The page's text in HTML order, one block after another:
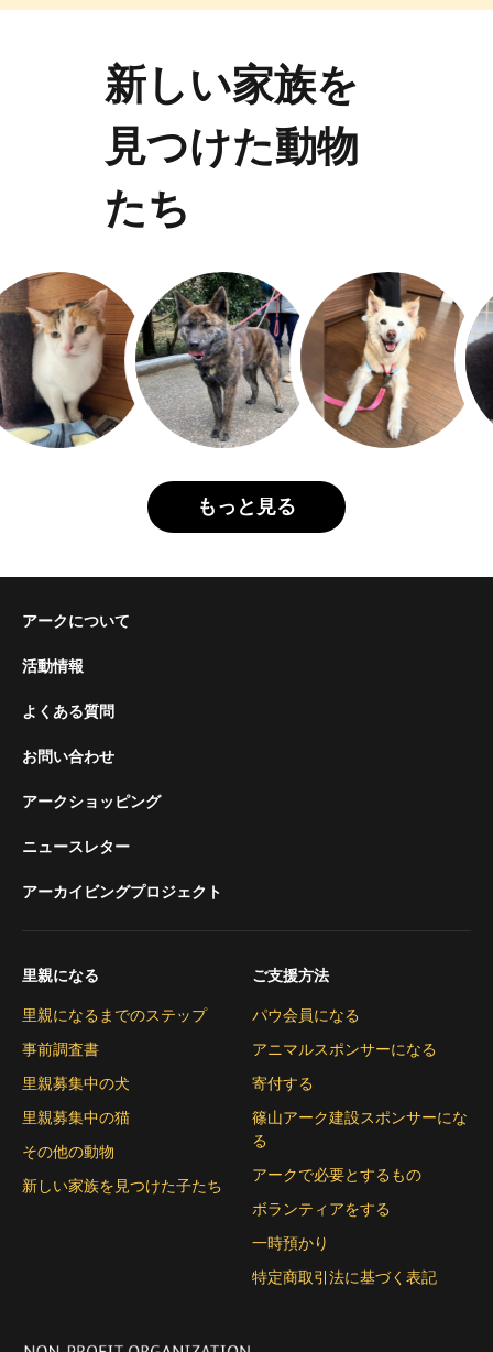
新しい家族を
見つけた動物
たち
もっと見る
アークについて
活動情報
よくある質問
お問い合わせ
アークショッピング
ニュースレター
アーカイビングプロジェクト
里親になる
里親になるまでのステップ
事前調査書
里親募集中の犬
里親募集中の猫
その他の動物
新しい家族を見つけた子たち
ご支援方法
パウ会員になる
アニマルスポンサーになる
寄付する
篠山アーク建設スポンサーにな
る
アークで必要とするもの
ボランティアをする
一時預かり
特定商取引法に基づく表記